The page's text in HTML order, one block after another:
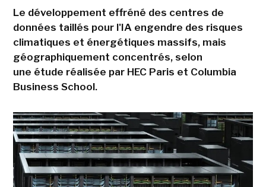
Le développement effréné des centres de
données taillés pour l'IA engendre des risques
climatiques et énergétiques massifs, mais
géographiquement concentrés, selon
une étude réalisée par HEC Paris et Columbia
Business School.